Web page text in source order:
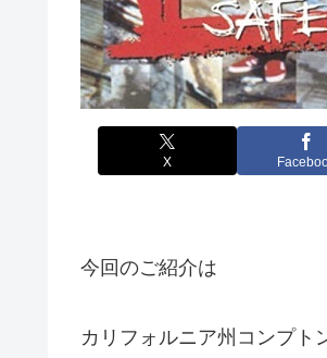
X
今回のご紹介は
カリフォルニア州コンプト